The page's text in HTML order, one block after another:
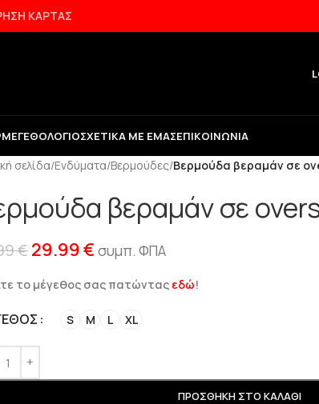
ΚΑΡΤΑΣ
ΜΕΓΕΘΟΛΌΓΙΟΣΧΕΤΙΚΆ ΜΕ ΕΜΆΣΕΠΙΚΟΙΝΩΝΊΑ
σελίδα/Ενδύματα/Βερμούδες/Βερμούδα βεραμάν σε
βεραμάν σε
€29.99 €συμπ. ΦΠΑ
το μέγεθος σας πατώντας εδώ!
S M L XL
ΠΡΟΣΘΉΚΗ ΣΤΟ ΚΑΛΆΘΙ